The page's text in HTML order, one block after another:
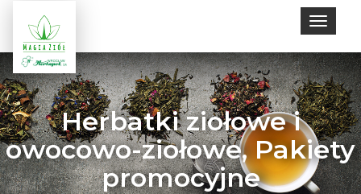
Toggle
Herbatki ziołowe i
owocowo-ziołowe,Pakiety
promocyjne